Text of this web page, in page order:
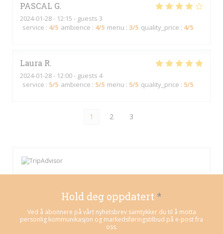
PASCAL G
2024-01-28- 12:15 - guests 3
service : 4/5 ambience : 4/5 menu : 3/5 quality_price : 4/5
Laura R
2024-01-28- 12:00 - guests 4
service : 5/5 ambience : 5/5 menu : 5/5 quality_price : 5/5
1 2 3
Hold deg oppdatert *
Ved å abonnere på vårt nyhetsbrev samtykker du til å motta
personlig kommunikasjon og markedsføringstilbud på e-post fra
oss.